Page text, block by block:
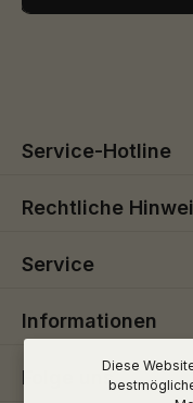
Service-Hotline
Rechtliche
Service
Informationen
Folge uns
Diese